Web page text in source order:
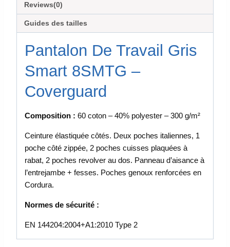
Reviews(0)
Guides des tailles
Pantalon De Travail Gris
Smart 8SMTG –
Coverguard
Composition : 60 coton – 40% polyester – 300 g/m²
Ceinture élastiquée côtés. Deux poches italiennes, 1
poche côté zippée, 2 poches cuisses plaquées à
rabat, 2 poches revolver au dos. Panneau d’aisance à
l’entrejambe + fesses. Poches genoux renforcées en
Cordura.
Normes de sécurité :
EN 144204:2004+A1:2010 Type 2